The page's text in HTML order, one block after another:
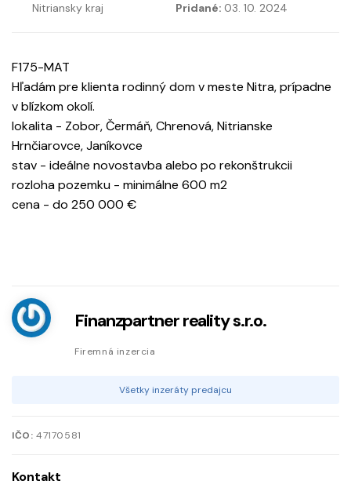
Nitriansky kraj Pridané: 03. 10. 2024
F175-MAT
Hľadám pre klienta rodinný dom v meste Nitra, prípadne
v blízkom okolí.
lokalita - Zobor, Čermáň, Chrenová, Nitrianske
Hrnčiarovce, Janíkovce
stav - ideálne novostavba alebo po rekonštrukcii
rozloha pozemku - minimálne 600 m2
cena - do 250 000 €
Finanzpartner reality s.r.o.
Firemná inzercia
Všetky inzeráty predajcu
IČO: 47170581
Kontakt